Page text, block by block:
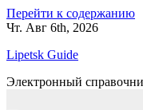
Перейти к содержанию
Чт. Авг 6th, 2026
Lipetsk Guide
Электронный